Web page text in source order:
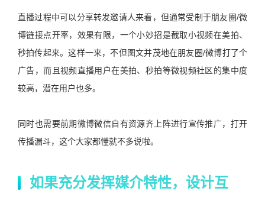
直播过程中可以分享转发邀请人来看，但通常受制于朋友圈/微
博链接点开率，效果有限，一个小妙招是截取小视频在美拍、
秒拍传起来。这样一来，不但图文并茂地在朋友圈/微博打了个
广告，而且视频直播用户在美拍、秒拍等微视频社区的集中度
较高，潜在用户也多。
同时也需要前期微博微信自有资源齐上阵进行宣传推广，打开
传播漏斗，这个大家都懂就不多说啦。
如果充分发挥媒介特性，设计互